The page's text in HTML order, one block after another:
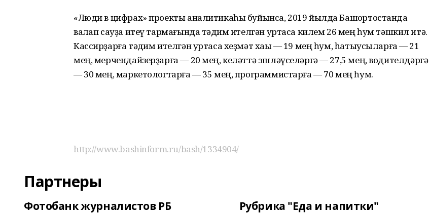
«Люди в цифрах» проекты аналитикаһы буйынса, 2019 йылда Башҡортостанда
ваҡлап сауҙа итеү тармағында тәҡдим ителгән уртаса килем 26 мең һум тәшкил итә.
Кассирҙарға тәҡдим ителгән уртаса хеҙмәт хаҡы — 19 мең һум, һатыусыларға — 21
мең, мерчендайзерҙарға — 20 мең, келәттә эшләүселәргә — 27,5 мең, водителдәргә
— 30 мең, маркетологтарға — 35 мең, программистарға — 70 мең һум.
http://www.bashinform.ru/bash/1334904/
Партнеры
Фотобанк журналистов РБ Рубрика "Еда и напитки"